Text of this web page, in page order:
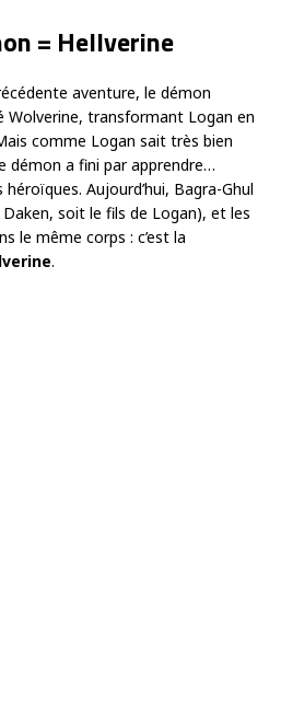
= Hellverine
aventure, le démon
Wolverine, transformant Logan en
comme Logan sait très bien
démon a fini par apprendre…
Aujourd’hui, Bagra-Ghul
Daken, soit le fils de Logan), et les
le même corps : c’est la
.